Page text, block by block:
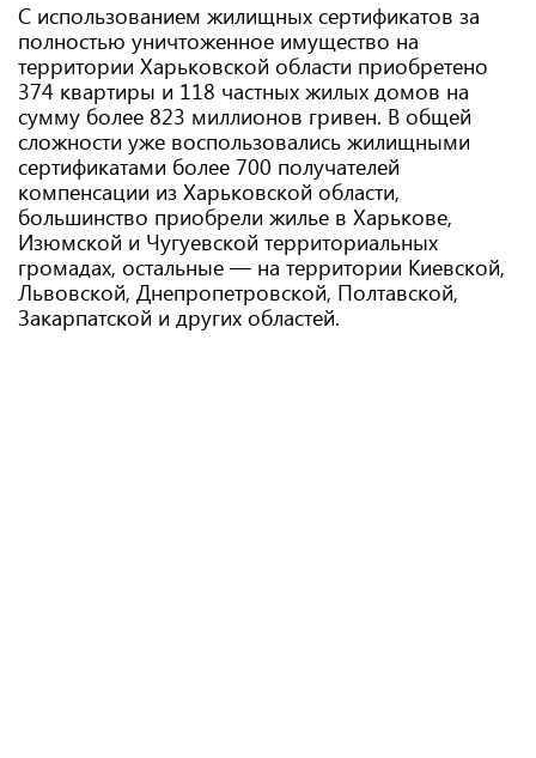
С использованием жилищных сертификатов за
полностью уничтоженное имущество на
территории Харьковской области приобретено
374 квартиры и 118 частных жилых домов на
сумму более 823 миллионов гривен. В общей
сложности уже воспользовались жилищными
сертификатами более 700 получателей
компенсации из Харьковской области,
большинство приобрели жилье в Харькове,
Изюмской и Чугуевской территориальных
громадах, остальные — на территории Киевской,
Львовской, Днепропетровской, Полтавской,
Закарпатской и других областей.